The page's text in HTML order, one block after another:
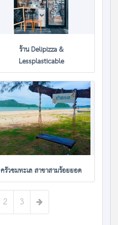
ร้าน Delipizza &
Lessplasticable
ครัวชมทะเล สาขาสามร้อยยอด
2
3